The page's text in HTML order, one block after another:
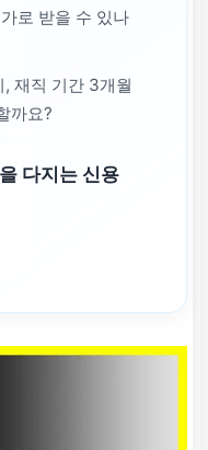
로 받을 수 있나
재직 기간 3개월
까요?
다지는 신용